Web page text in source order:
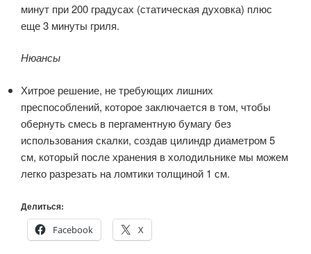
минут при 200 градусах (статическая духовка) плюс
еще 3 минуты гриля.
Нюансы
Хитрое решение, не требующих лишних
преспособлений, которое заключается в том, чтобы
обернуть смесь в пергаментную бумагу без
использования скалки, создав цилиндр диаметром 5
см, который после хранения в холодильнике мы можем
легко разрезать на ломтики толщиной 1 см.
Делиться:
Facebook
X